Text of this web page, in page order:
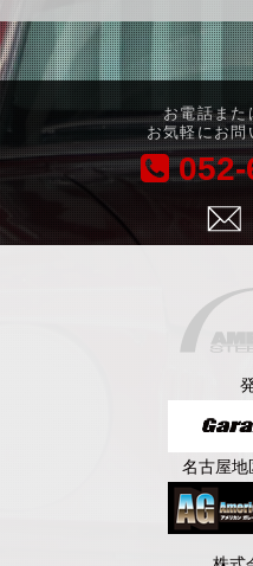
お電話また
お気軽にお
052-
名古屋地